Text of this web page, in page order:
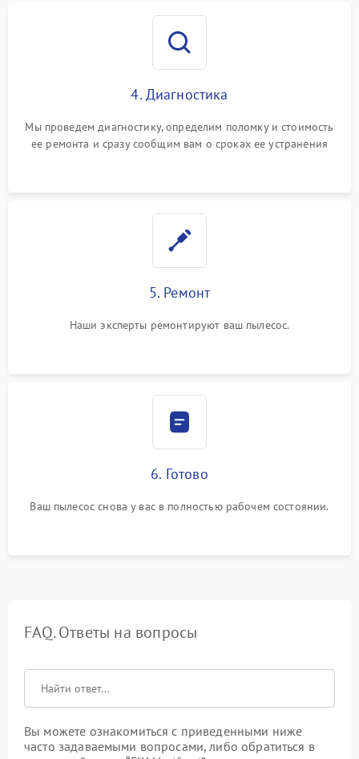
4. Диагностика
Мы проведем диагностику, определим поломку и стоимость
ее ремонта и сразу сообщим вам о сроках ее устранения
5. Ремонт
Наши эксперты ремонтируют ваш пылесос.
6. Готово
Ваш пылесос снова у вас в полностью рабочем состоянии.
FAQ. Ответы на вопросы
Вы можете ознакомиться с приведенными ниже
часто задаваемыми вопросами, либо обратиться в